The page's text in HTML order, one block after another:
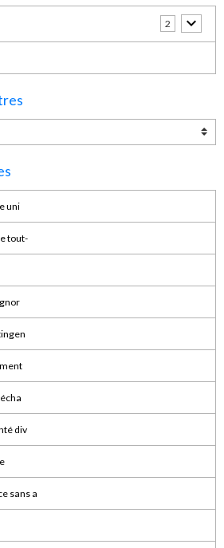
2
uni
tout-
div
sans a